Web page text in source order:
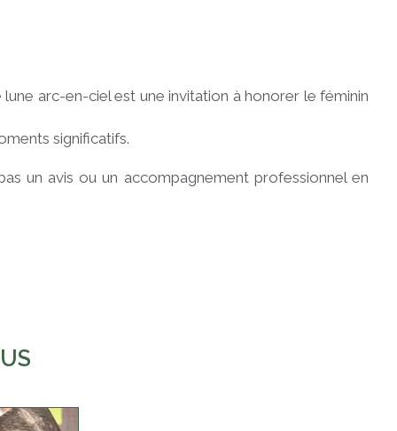
arc-en-ciel est une invitation à honorer le féminin
significatifs.
un avis ou un accompagnement professionnel en